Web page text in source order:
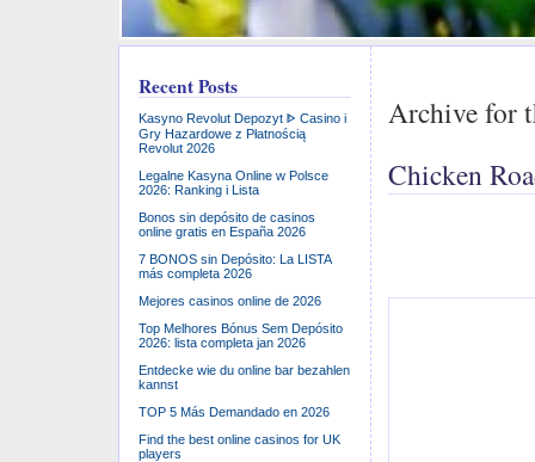
Archive for
Chicken
Recent Posts
Kasyno Revolut Depozyt ᐈ Casino i
Gry Hazardowe z Płatnością
Revolut 2026
Legalne Kasyna Online w Polsce
2026: Ranking i Lista
Bonos sin depósito de casinos
online gratis en España 2026
7 BONOS sin Depósito: La LISTA
más completa 2026
Mejores casinos online de 2026
Top Melhores Bónus Sem Depósito
2026: lista completa jan 2026
Entdecke wie du online bar bezahlen
kannst
TOP 5 Más Demandado en 2026
Find the best online casinos for UK
players